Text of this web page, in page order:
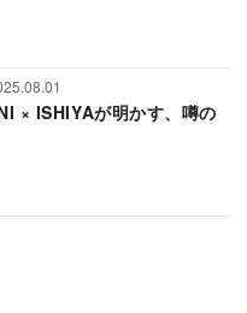
× ISHIYAが明かす、噂の